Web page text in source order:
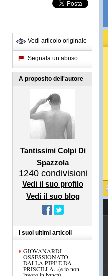
Vedi articolo originale
Segnala un abuso
A proposito dell'autore
Tantissimi Colpi Di
Spazzola
1240 condivisioni
Vedi il suo profilo
Vedi il suo blog
I suoi ultimi articoli
GIOVANARDI
OSSESSIONATO
DALLA PIPI' E DA
PRISCILLA...(e io non